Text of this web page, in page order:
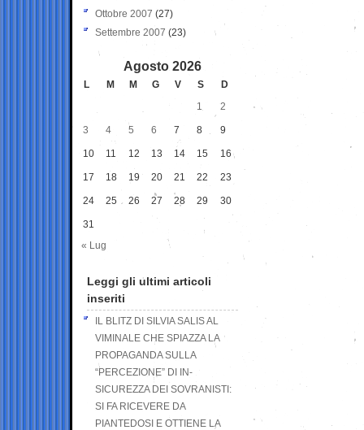
Ottobre 2007 (27)
Settembre 2007 (23)
Agosto 2026
L M M G V S
D
1
2
3 4 5 6 7 8 9
10 11 12 13 14 15 16
17 18 19 20 21 22 23
24 25 26 27 28 29 30
31
« Lug
Leggi gli ultimi articoli
inseriti
IL BLITZ DI SILVIA SALIS AL
VIMINALE CHE SPIAZZA LA
PROPAGANDA SULLA
“PERCEZIONE” DI IN-
SICUREZZA DEI SOVRANISTI:
SI FA RICEVERE DA
PIANTEDOSI E OTTIENE LA